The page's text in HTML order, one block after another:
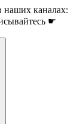
наших каналах:
☛